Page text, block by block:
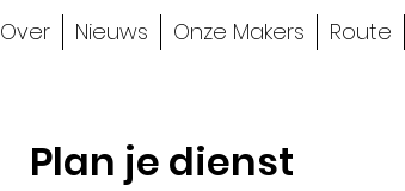
Over Nieuws Onze Makers Route
Plan je dienst